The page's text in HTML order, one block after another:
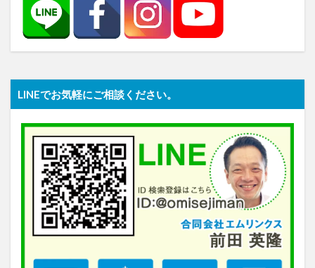
LINEでお気軽にご相談ください。